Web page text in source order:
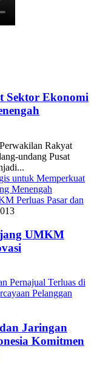
Sektor Ekonomi
Rakyat
undang Pusat
untuk Memperkuat
Menengah
Perluas Pasar dan
UMKM
Pernajual Terluas di
Pelanggan
Jaringan
Komitmen